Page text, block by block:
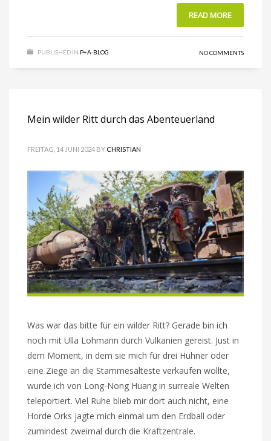
READ MORE
PUBLISHED IN P+A-BLOG NO COMMENTS
Mein wilder Ritt durch das Abenteuerland
FREITAG, 14 JUNI 2024 BY CHRISTIAN
Was war das bitte für ein wilder Ritt? Gerade bin ich
noch mit Ulla Lohmann durch Vulkanien gereist. Just in
dem Moment, in dem sie mich für drei Hühner oder
eine Ziege an die Stammesälteste verkaufen wollte,
wurde ich von Long-Nong Huang in surreale Welten
teleportiert. Viel Ruhe blieb mir dort auch nicht, eine
Horde Orks jagte mich einmal um den Erdball oder
zumindest zweimal durch die Kraftzentrale.